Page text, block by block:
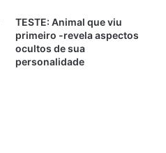
TESTE: Animal que viu
primeiro -revela aspectos
ocultos de sua
personalidade